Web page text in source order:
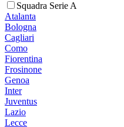
Squadra Serie A
Atalanta
Bologna
Cagliari
Como
Fiorentina
Frosinone
Genoa
Inter
Juventus
Lazio
Lecce